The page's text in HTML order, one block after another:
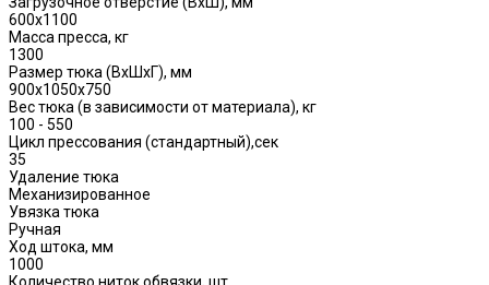
600x1100
Масса пресса, кг
1300
Размер тюка (ВхШхГ), мм
900x1050x750
Вес тюка (в зависимости от материала), кг
100 - 550
Цикл прессования (стандартный),сек
35
Удаление тюка
Механизированное
Увязка тюка
Ручная
Ход штока, мм
1000